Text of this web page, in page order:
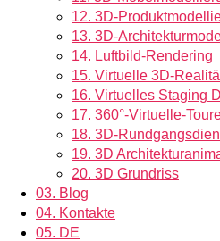
12. 3D-
13. 3D-
14. Luftbild-Rendering
15. Virtuelle 3D-
16. Virtuelles Staging
17. 360°-Virtuelle-
18. 3D-
19. 3D
20. 3D Grundriss
03. Blog
04. Kontakte
05. DE